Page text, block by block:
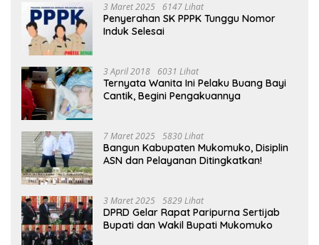
3 Maret 2025 6147 Lihat
Penyerahan SK PPPK Tunggu Nomor
Induk Selesai
3 April 2018 6031 Lihat
Ternyata Wanita Ini Pelaku Buang Bayi
Cantik, Begini Pengakuannya
7 Maret 2025 5830 Lihat
Bangun Kabupaten Mukomuko, Disiplin
ASN dan Pelayanan Ditingkatkan!
3 Maret 2025 5829 Lihat
DPRD Gelar Rapat Paripurna Sertijab
Bupati dan Wakil Bupati Mukomuko